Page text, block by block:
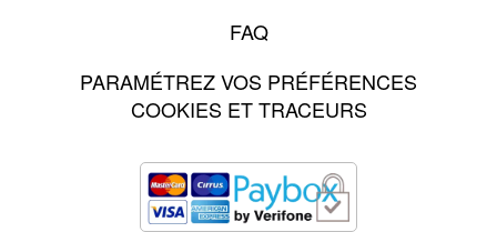
FAQ
PARAMÉTREZ VOS PRÉFÉRENCES
COOKIES ET TRACEURS